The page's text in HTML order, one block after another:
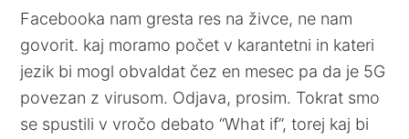
Facebooka nam gresta res na živce, ne nam
govorit. kaj moramo počet v karantetni in kateri
jezik bi mogl obvaldat čez en mesec pa da je 5G
povezan z virusom. Odjava, prosim. Tokrat smo
se spustili v vročo debato “What if”, torej kaj bi